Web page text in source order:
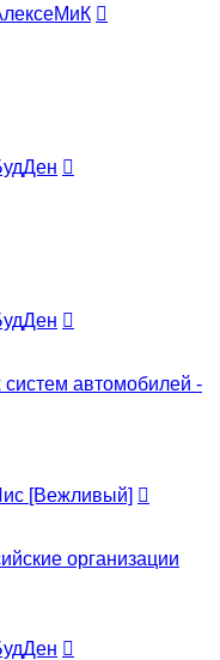
автомобилей -
[Вежливый]
организации